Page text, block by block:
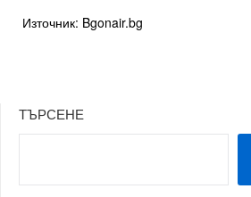
Източник: Bgonair.bg
ТЪРСЕНЕ